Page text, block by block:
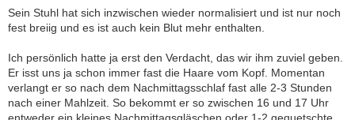
Sein Stuhl hat sich inzwischen wieder normalisiert und ist nur noch
fest breiig und es ist auch kein Blut mehr enthalten.
Ich persönlich hatte ja erst den Verdacht, das wir ihm zuviel geben.
Er isst uns ja schon immer fast die Haare vom Kopf. Momentan
verlangt er so nach dem Nachmittagsschlaf fast alle 2-3 Stunden
nach einer Mahlzeit. So bekommt er so zwischen 16 und 17 Uhr